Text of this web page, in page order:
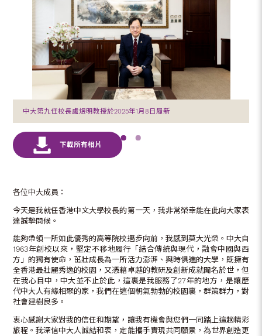
中大第九任校長盧煜明教授於2025年1月8日履新
各位中大成員：
今天是我就任香港中文大學校長的第一天，我非常榮幸能在此向大家表
達誠摯問候。
能夠帶領一所如此優秀的高等院校邁步向前，我感到莫大光榮。中大自
1963年創校以來，堅定不移地履行「結合傳統與現代，融會中國與西
方」的獨有使命，茁壯成長為一所活力澎湃、與時俱進的大學，既擁有
全香港最壯麗秀逸的校園，又憑藉卓越的教研及創新成就聞名於世，但
在我心目中，中大並不止於此，這裏是我服務了27年的地方，是讓歷
代中大人有緣相聚的家，我們在這個朝氣勃勃的校園裏，群策群力，對
社會建樹良多。
衷心感謝大家對我的信任和期望，讓我有機會與您們一同踏上這趟精彩
旅程。我深信中大人誠結和衷，定能攜手實現共同願景，為世界創造更